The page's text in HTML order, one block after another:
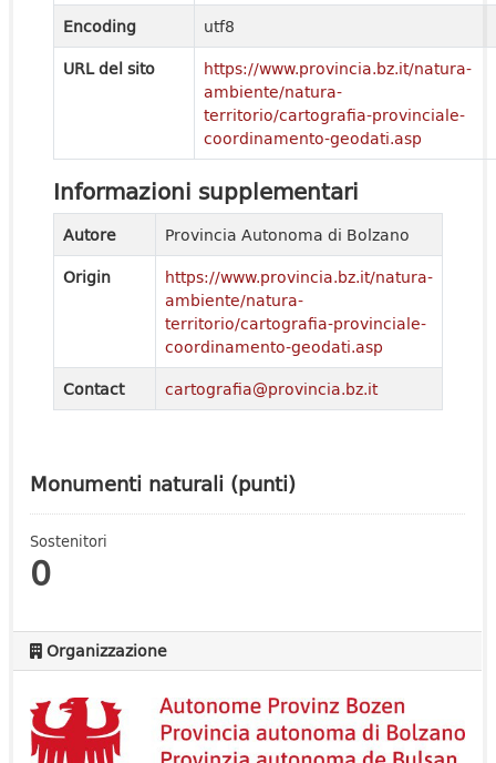
Monumenti naturali (punti)
Sostenitori
0
Organizzazione
Encoding
utf8
URL del sito
https://www.provincia.bz.it/natura-
ambiente/natura-
territorio/cartografia-provinciale-
coordinamento-geodati.asp
Informazioni supplementari
Autore
Provincia Autonoma di Bolzano
Origin
https://www.provincia.bz.it/natura-
ambiente/natura-
territorio/cartografia-provinciale-
coordinamento-geodati.asp
Contact
cartografia@provincia.bz.it